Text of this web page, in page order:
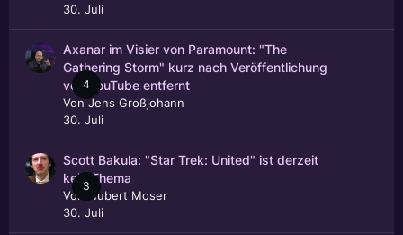
30. Juli
4
Axanar im Visier von Paramount: "The
Gathering Storm" kurz nach Veröffentlichung
von YouTube entfernt
VonJens Großjohann
30. Juli
3
Scott Bakula: "Star Trek: United" ist derzeit
kein Thema
Von
Hubert Moser
30. Juli